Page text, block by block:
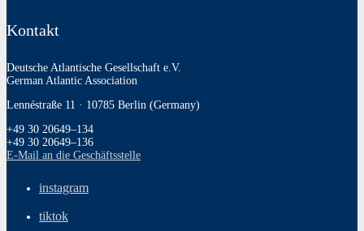
Kontakt
Deutsche Atlantische Gesellschaft e.V.
German Atlantic Association
Lennéstraße 11 · 10785 Berlin (Germany)
+49 30 20649–134
+49 30 20649–136
E‑Mail an die Geschäftsstelle
instagram
tiktok